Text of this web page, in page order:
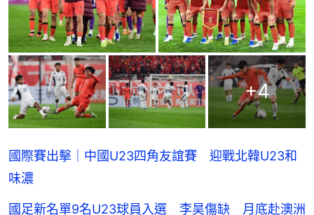
+4
國際賽出擊｜中國U23四角友誼賽 迎戰北韓U23和
味濃
國足新名單9名U23球員入選 李昊傷缺 月底赴澳洲